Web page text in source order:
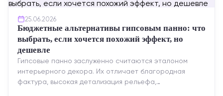
25.06.2026
Бюджетные альтернативы гипсовым панно: что
выбрать, если хочется похожий эффект, но
дешевле
Гипсовые панно заслуженно считаются эталоном
интерьерного декора. Их отличает благородная
фактура, высокая детализация рельефа,